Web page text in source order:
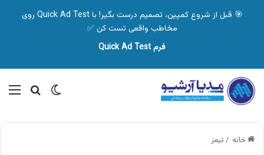
🎯 قبل از شروع کمپین، تصمیم درست بگیر! با Quick Ad Test روی
مخاطب واقعی تست کن ✅
فرم Quick Ad Test
تغییر پوسته
خانه / تیمز